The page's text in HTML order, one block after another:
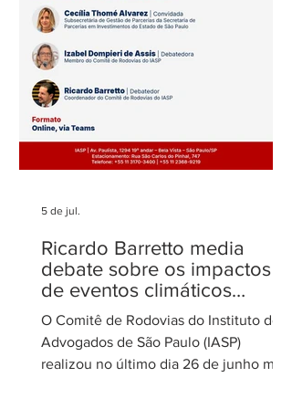
Ricardo Barretto media
debate sobre os impactos
de eventos climáticos
extremos nas concessões
de rodovias
O Comitê de Rodovias do Instituto dos
Advogados de São Paulo (IASP)
realizou no último dia 26 de junho mais
5 de jul.